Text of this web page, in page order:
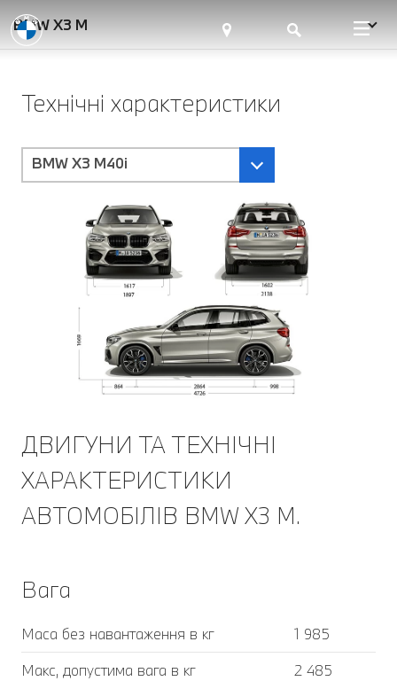
BMW X3 M
Технічні характеристики
BMW X3 M40i
ДВИГУНИ ТА ТЕХНІЧНІ
ХАРАКТЕРИСТИКИ
АВТОМОБІЛІВ BMW X3 M.
Вага
Маса без навантаження в кг
1 985
Макс, допустима вага в кг
2 485